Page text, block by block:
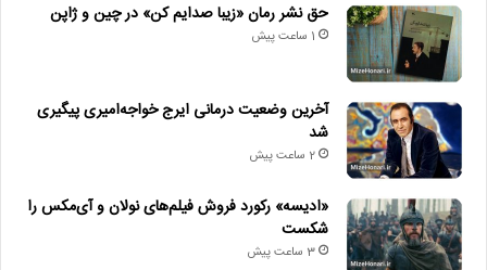
حق نشر رمان «زیبا صدایم کن» در چین و ژاپن
1 ساعت پیش
آخرین وضعیت درمانی ایرج خواجه‌امیری پیگیری
شد
2 ساعت پیش
«ادیسه» رکورد فروش فیلم‌های نولان و آی‌مکس را
شکست
3 ساعت پیش